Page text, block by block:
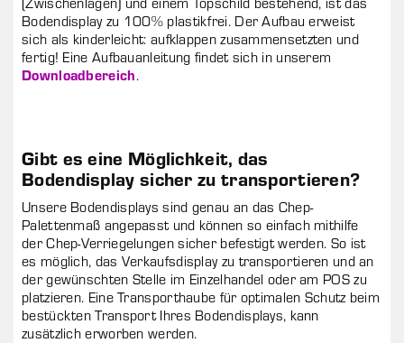
Bodendisplay zu 100% plastikfrei. Der Aufbau erweist
sich als kinderleicht: aufklappen zusammensetzten und
fertig! Eine Aufbauanleitung findet sich in unserem
Downloadbereich.
Gibt es eine Möglichkeit, das
Bodendisplay sicher zu transportieren?
Unsere Bodendisplays sind genau an das Chep-
Palettenmaß angepasst und können so einfach mithilfe
der Chep-Verriegelungen sicher befestigt werden. So ist
es möglich, das Verkaufsdisplay zu transportieren und an
der gewünschten Stelle im Einzelhandel oder am POS zu
platzieren. Eine Transporthaube für optimalen Schutz beim
bestückten Transport Ihres Bodendisplays, kann
zusätzlich erworben werden.